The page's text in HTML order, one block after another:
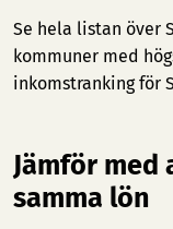
Se hela listan över
kommuner med
inkomstranking för
Jämför med
samma lön